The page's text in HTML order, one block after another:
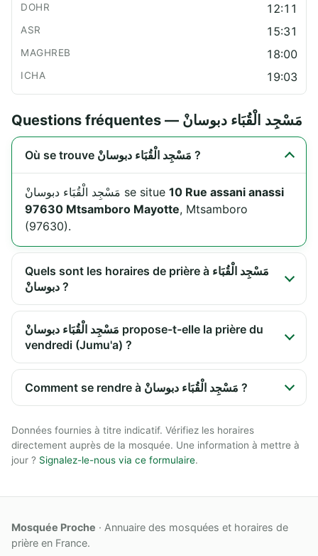
12:11
15:31
18:00
19:03
Questions fréquentes — مَسْجِد الْقُبَاء دبوسانْ
Où se trouve مَسْجِد الْقُبَاء دبوسانْ ?
مَسْجِد الْقُبَاء دبوسانْ se situe 10 Rue assani anassi
97630 Mtsamboro Mayotte, Mtsamboro
(97630).
Quels sont les horaires de prière à مَسْجِد الْقُبَاء
دبوسانْ ?
مَسْجِد الْقُبَاء دبوسانْ propose-t-elle la prière du
vendredi (Jumu'a) ?
Comment se rendre à مَسْجِد الْقُبَاء دبوسانْ ?
Données fournies à titre indicatif. Vérifiez les horaires
directement auprès de la mosquée. Une information à mettre à
jour ? Signalez-le-nous via ce formulaire.
Mosquée Proche · Annuaire des mosquées et horaires de
prière en France.